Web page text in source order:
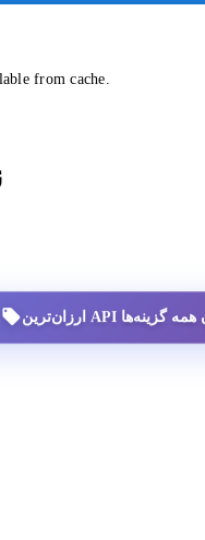
from cache.